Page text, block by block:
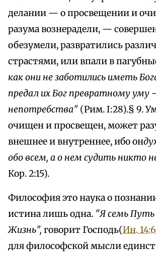
делании — о просвещении и
разума вознерадели, —
обезумели, развратились
страстями, или впали в
как они не заботились иметь
предал их Бог превратному уму
непотребства" (Рим. I:28).§ 9.
очищен и просвещен, может
внешнее и внутреннее, ибо он
обо всем, а о нем судить никто
Кор. 2:15).
Философия это наука о
истина лишь одна. "Я семь
Жизнь", говорит Господь(Ин. 14:6
для философской мысли